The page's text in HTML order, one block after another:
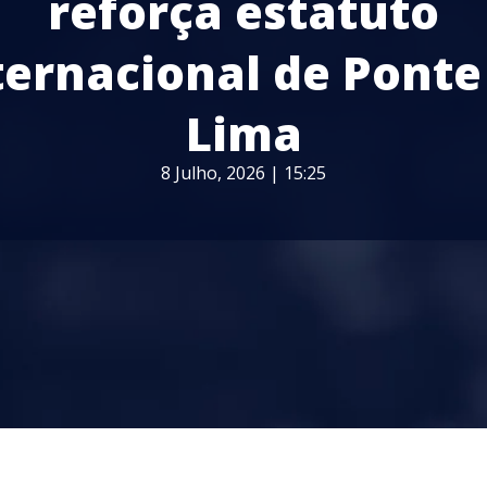
de
Lima
8 Julho, 2026 | 15:25